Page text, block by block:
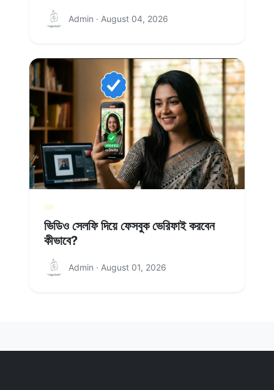
Admin · August 04, 2026
ভিডিও সেলফি দিয়ে ফেসবুক ভেরিফাই করবেন
কীভাবে?
Admin · August 01, 2026